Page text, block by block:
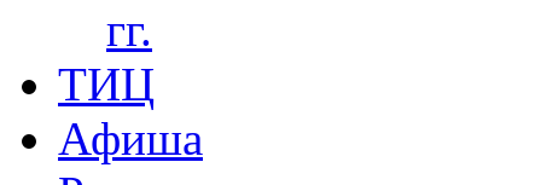
гг.
ТИЦ
Афиша